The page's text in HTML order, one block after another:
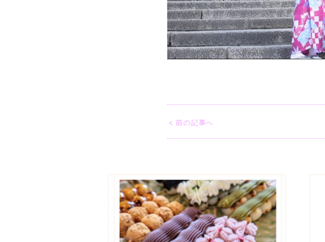
< 前の記事へ